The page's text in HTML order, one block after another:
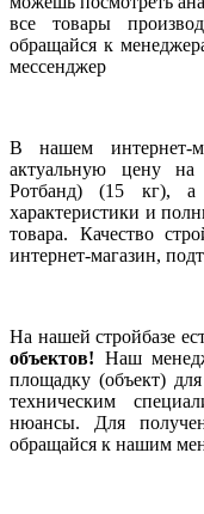
все товары
обращайся к
мессенджер
В нашем интернет-
актуальную цену
Ротбанд) (15 кг), а
характеристики и
товара. Качество
интернет-магазин,
На нашей стройбазе
объектов! Наш
площадку (объект)
техническим
нюансы. Для
обращайся к нашим